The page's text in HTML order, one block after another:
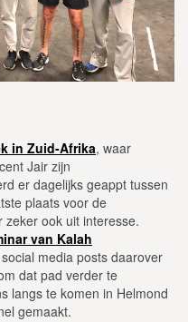
in Zuid-Afrika, waar
Jair zijn
er dagelijks geappt tussen
plaats voor de
ook uit interesse.
van Kalah
media posts daarover
dat pad verder te
langs te komen in Helmond
gemaakt.